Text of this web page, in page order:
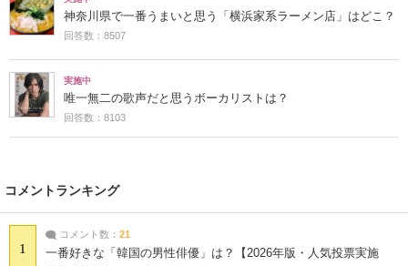
神奈川県で一番うまいと思う「横浜家系ラーメン店」はどこ？
回答数：8507
実施中
唯一無二の歌声だと思うボーカリストは？
回答数：8103
コメントランキング
1
コメント数： 21
一番好きな「韓国の男性俳優」は？【2026年版・人気投票実施